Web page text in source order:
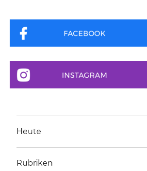
Heute
Rubriken